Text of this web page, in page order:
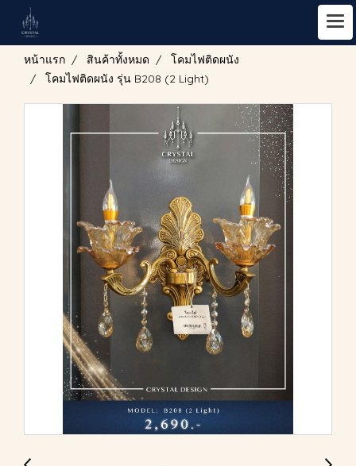
หน้าแรก สินค้าทั้งหมด
โคมไฟติดผนัง
โคมไฟติดผนัง รุ่น B208 (2 Light)